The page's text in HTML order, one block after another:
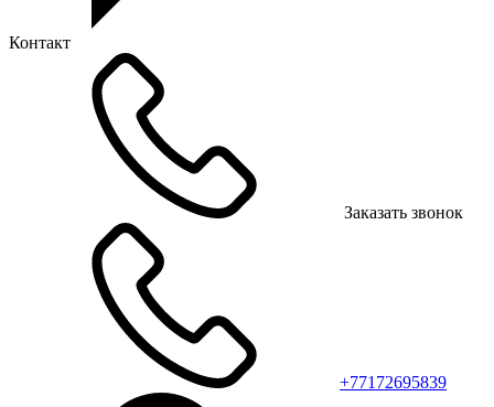
Контакт
Заказать звонок
+77172695839